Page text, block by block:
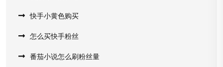
快手小黄色购买
怎么买快手粉丝
番茄小说怎么刷粉丝量